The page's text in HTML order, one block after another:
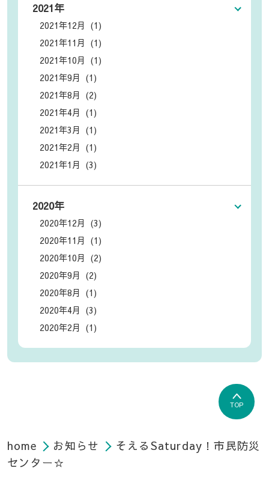
2021年
2021年12月 (1)
2021年11月 (1)
2021年10月 (1)
2021年9月 (1)
2021年8月 (2)
2021年4月 (1)
2021年3月 (1)
2021年2月 (1)
2021年1月 (3)
2020年
2020年12月 (3)
2020年11月 (1)
2020年10月 (2)
2020年9月 (2)
2020年8月 (1)
2020年4月 (3)
2020年2月 (1)
TOP
home お知らせ
そえるSaturday！市民防災
センター☆